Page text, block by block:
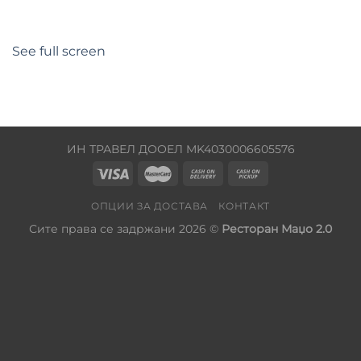
See full screen
ИН ТРАВЕЛ ДООЕЛ MK4030006605576
ОПЦИИ ЗА ДОСТАВА КОНТАКТ
Сите права се задржани 2026 © Ресторан Маџо 2.0